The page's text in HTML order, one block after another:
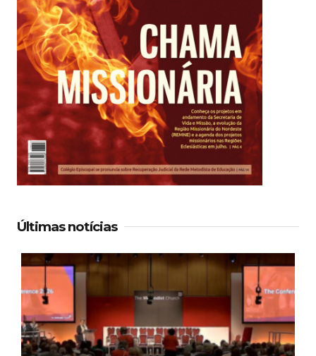
Últimas notícias